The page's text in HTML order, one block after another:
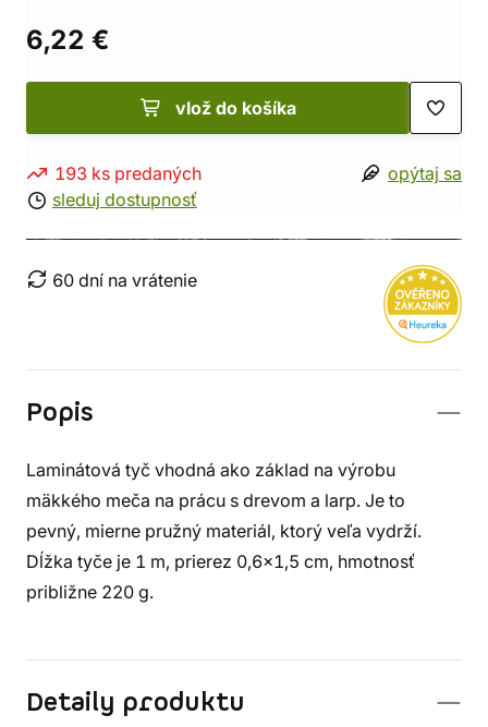
6,22 €
vlož do košíka
193 ks predaných
sleduj dostupnosť
opýtaj sa
60 dní na vrátenie
Popis
Laminátová tyč vhodná ako základ na výrobu
mäkkého meča na prácu s drevom a larp. Je to
pevný, mierne pružný materiál, ktorý veľa vydrží.
Dĺžka tyče je 1 m, prierez 0,6x1,5 cm, hmotnosť
približne 220 g.
Detaily produktu